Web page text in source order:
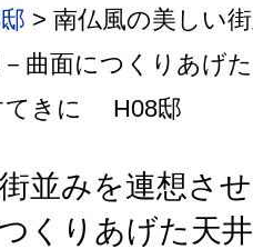
> 南仏風の美しい
曲面につくりあげ
てきに H08邸
並みを連想さ
くりあげた天